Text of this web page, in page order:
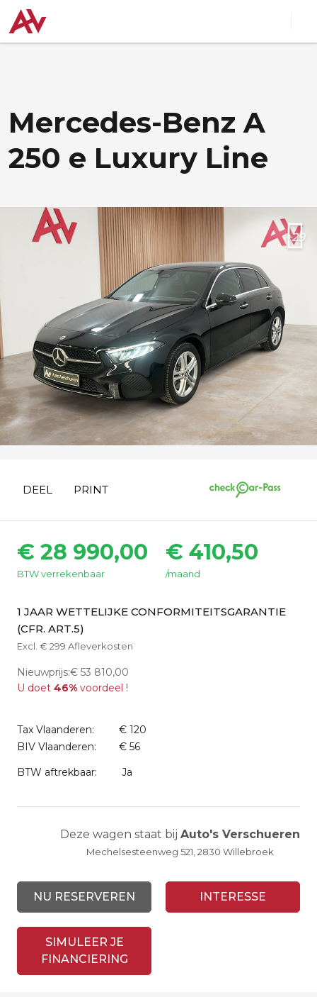
Mercedes-Benz A
250 e Luxury Line
+29
DEEL PRINT
€ 28 990,00
BTW verrekenbaar
€ 410,50
/maand
1 JAAR WETTELIJKE CONFORMITEITSGARANTIE
(CFR. ART.5)
Excl. € 299 Afleverkosten
Nieuwprijs:€ 53 810,00
U doet 46% voordeel !
Tax Vlaanderen:
€ 120
BIV Vlaanderen:
€ 56
BTW aftrekbaar:
Ja
Deze wagen staat bij Auto's Verschueren
Mechelsesteenweg 521, 2830 Willebroek
NU RESERVEREN INTERESSE
SIMULEER JE
FINANCIERING